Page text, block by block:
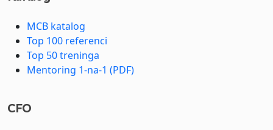
MCB katalog
Top 100 referenci
Top 50 treninga
Mentoring 1-na-1 (PDF)
CFO